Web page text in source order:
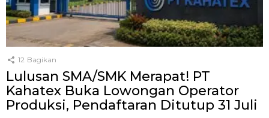
12 Bagikan
Lulusan SMA/SMK Merapat! PT
Kahatex Buka Lowongan Operator
Produksi, Pendaftaran Ditutup 31 Juli